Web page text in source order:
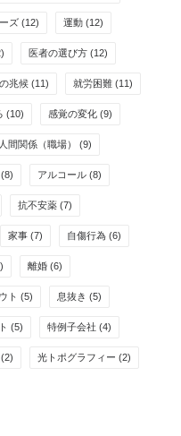
ズ (12) 運動 (12)
医者の選び方 (12)
兆候 (11) 就労困難 (11)
(10) 感覚の変化 (9)
人間関係（職場） (9)
(8) アルコール (8)
抗不安薬 (7)
家事 (7) 自傷行為 (6)
離婚 (6)
ト (5) 息抜き (5)
(5) 特例子会社 (4)
(2) 光トポグラフィー (2)